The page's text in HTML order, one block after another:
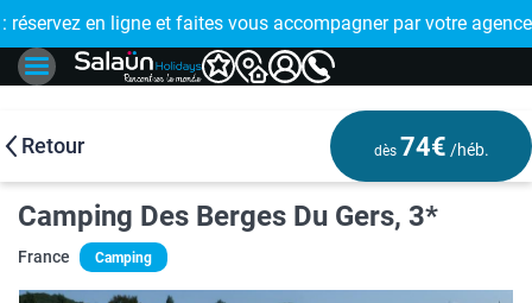
!
: réservez en ligne et faites vous accompagner par votre
🤩
Retour dès 74€ /héb.
Camping Des Berges Du Gers, 3*
France Camping